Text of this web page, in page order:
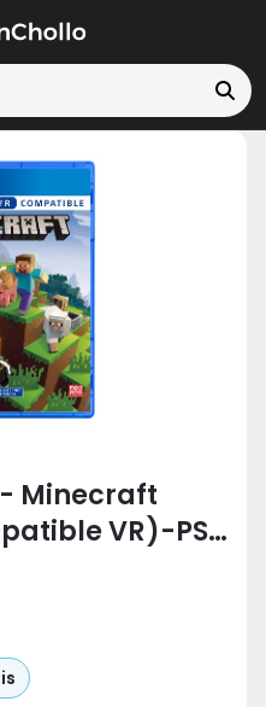
Minecraft Starter Col
Minecraft
VR)-PS4
Aplica
One Size